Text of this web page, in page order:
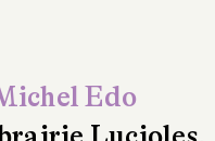
Edo